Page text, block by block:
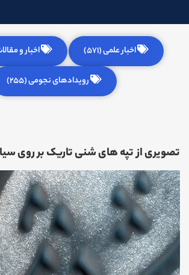
اخبار علمی (571) اخبار و
رویدادهای نجومی (255)
تصویری از تپه های شنی تاریک بر روی